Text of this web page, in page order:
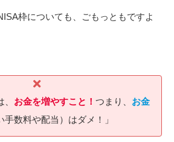
枠についても、ごもっともですよ
お金を増やすこと！ つまり、 お金
手数料や配当）はダメ！」